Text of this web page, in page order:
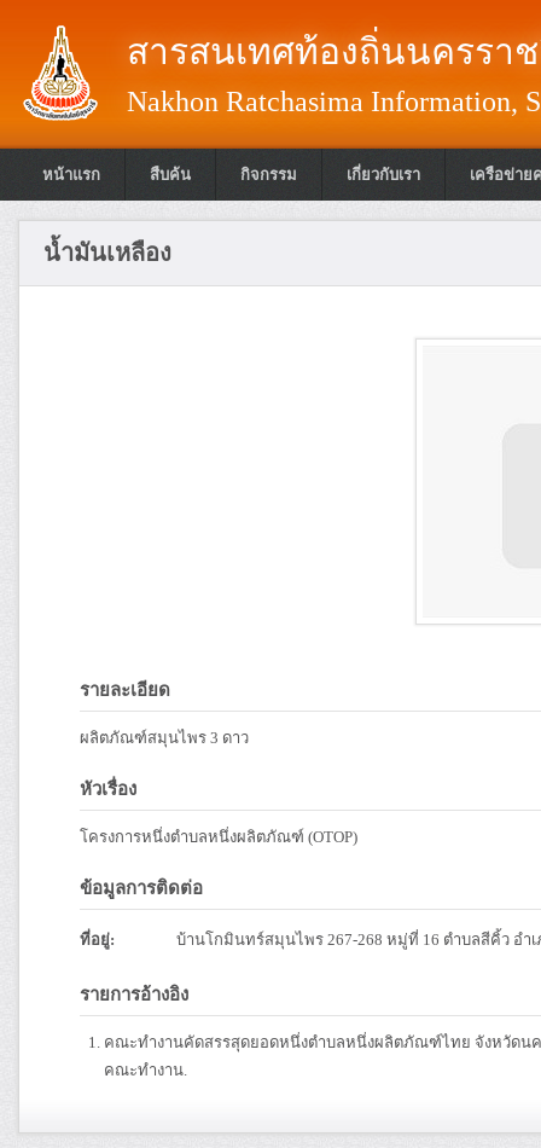
สารสนเทศท้องถิ่นนครรา
Nakhon Ratchasima Information,
หน้าแรก สืบค้น กิจกรรม เกี่ยวกับเรา เครือข่าย
น้ำมันเหลือง
รายละเอียด
ผลิตภัณฑ์สมุนไพร 3 ดาว
หัวเรื่อง
โครงการหนึ่งตำบลหนึ่งผลิตภัณฑ์ (OTOP)
ข้อมูลการติดต่อ
ที่อยู่: บ้านโกมินทร์สมุนไพร 267-268 หมู่ที่ 16 ตำบลสีคิ้ว อำ
รายการอ้างอิง
คณะทำงานคัดสรรสุดยอดหนึ่งตำบลหนึ่งผลิตภัณฑ์ไทย จังหวัดนค
คณะทำงาน.